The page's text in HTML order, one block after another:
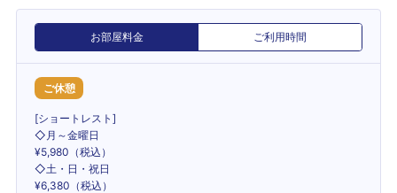
お部屋料金 ご利用時間
ご休憩
[ショートレスト]
◇月～金曜日
¥5,980（税込）
◇土・日・祝日
¥6,380（税込）